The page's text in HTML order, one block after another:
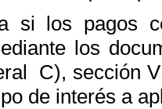
si los pagos
los
C), sección
de interés a